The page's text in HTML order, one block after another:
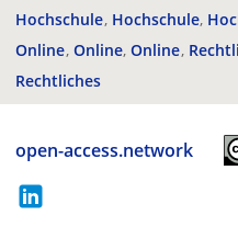
Hochschule Hochschule
Online Online Online
Rechtliches
open-access.network